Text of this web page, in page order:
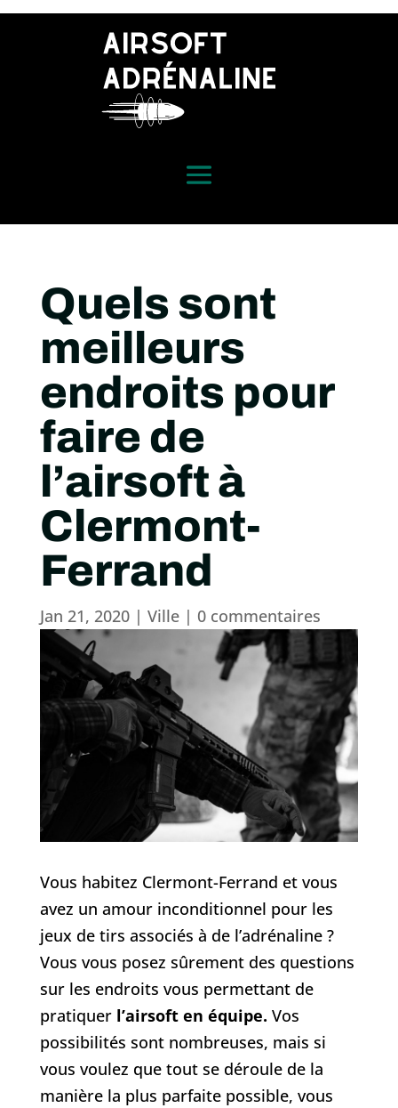
Quels sont
meilleurs
endroits pour
faire de
l’airsoft à
Clermont-
Ferrand
Jan 21, 2020| Ville| 0 commentaires
Vous habitez Clermont-Ferrand et vous
avez un amour inconditionnel pour les
jeux de tirs associés à de l’adrénaline ?
Vous vous posez sûrement des questions
sur les endroits vous permettant de
pratiquer l’airsoft en équipe. Vos
possibilités sont nombreuses, mais si
vous voulez que tout se déroule de la
manière la plus parfaite possible, vous